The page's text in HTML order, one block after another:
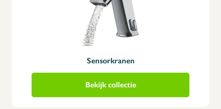
Sensorkranen
Bekijk collectie